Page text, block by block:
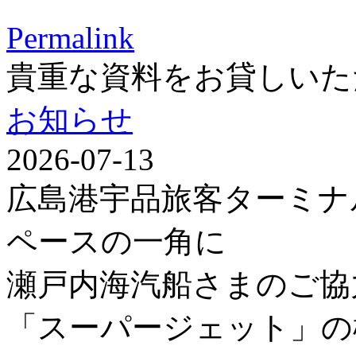
Permalink
貴重な資料をお貸しい
お知らせ
2026-07-13
広島港宇品旅客ターミ
ペースの一角に
瀬戸内海汽船さまのご
「スーパージェット」